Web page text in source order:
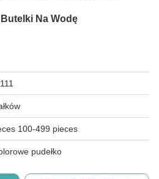
Na Wodę
100-499 pieces
pudełko